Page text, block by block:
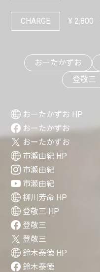
CHARGE ¥ 2,800
おーたかずお
登敬三
おーたかずお HP
おーたかずお
おーたかずお
市瀬由紀 HP
市瀬由紀
市瀬由紀
柳川芳命 HP
登敬三 HP
登敬三
登敬三
鈴木泰徳 HP
鈴木泰徳